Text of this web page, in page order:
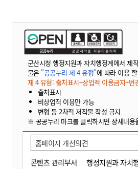
군산시청 행정지원과 자치행정계에서 제
물은 "공공누리 제 4 유형"에 따라 이용
제 4 유형: 출처표시+상업적 이용금지+변
출처표시
비상업적 이용만 가능
변형 등 2차적 저작물 작성 금지
※ 공공누리 마크를 클릭하시면 상세내용
콘텐츠 관리부서
행정지원과 자치
홈페이지 개선의견